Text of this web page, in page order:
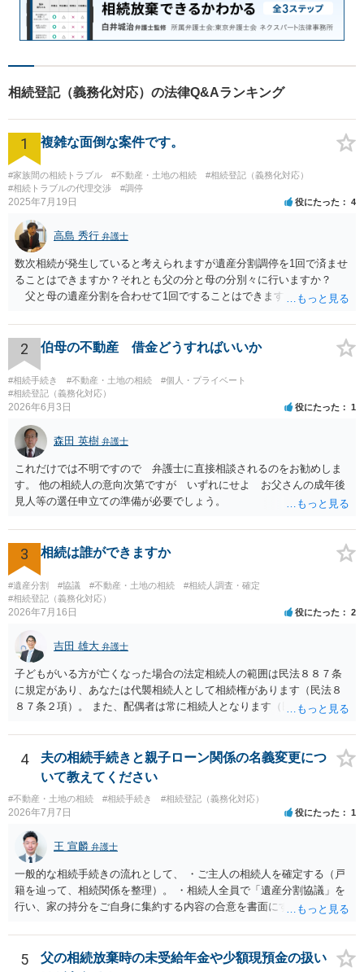
相続登記（義務化対応）の法律Q&Aランキング
1 複雑な面倒な案件です。
#家族間の相続トラブル #不動産・土地の相続
#相続登記（義務化対応）
#相続トラブルの代理交渉
#調停
2025年7月19日 役にたった 4
高島 秀行 弁護士
数次相続が発生していると考えられますが遺産分割調停を1回で済ませ
ることはできますか？それとも父の分と母の分別々に行いますか？
父と母の遺産分割を合わせて1回ですることはできます。 お金がな
ょうか？ 兄が無視している理由は関わりなくない、もしくは嫌がら
せだと思います。兄は両親ともの葬儀には来ていません。兄の現住所
はプロにお願いして探してもらおうと思います。 弁護士に遺産分割
を依頼せず兄の住所だけ調べてもらうことは難しいです。 お金がな
いということですが、遺産はあるので、遺産分割が終わったら弁護士
費用を 支払うという内容でも受任してもらえる可能性はあると思いま
す。 弁護士にメール等でそのようなことが可能か問い合わせしてみ
たらよいと思います。
2 伯母の不動産 借金どうすればいいか
#相続手続き #不動産・土地の相続
#個人・プライベート
#相続登記（義務化対応）
2026年6月3日 役にたった 1
森田 英樹 弁護士
これだけでは不明ですので 弁護士に直接相談されるのをお勧めしま
す。 他の相続人の意向次第ですが いずれにせよ お父さんの成年後
見人等の選任申立ての準備が必要でしょう。
3 相続は誰ができますか
#遺産分割 #協議 #不動産・土地の相続
#相続人調査・確定
#相続登記（義務化対応）
2026年7月16日 役にたった 2
吉田 雄大 弁護士
子どもがいる方が亡くなった場合の法定相続人の範囲は民法８８７条
に規定があり、あなたは代襲相続人として相続権があります（民法８
８７条２項）。 また、配偶者は常に相続人となります（民法８９０
も相続権があります。つまり、孫５人に加えて「おじ又はおば」にも
相続権がある可能性があります。
4
夫の相続手続きと親子ローン関係の名義変更につ
いて教えてください
#不動産・土地の相続 #相続手続き #相続登記（義務化対応）
2026年7月7日 役にたった 1
王 宣麟 弁護士
一般的な相続手続きの流れとして、 ・ご主人の相続人を確定する（戸
籍を辿って、相続関係を整理）。 ・相続人全員で「遺産分割協議」を
行い、家の持分をご自身に集約する内容の合意を書面にする。 ・その
ンと抵当権の名義について、金融機関と協議し、可能ならあなた名義
に切り替える（団信の見直しなども含めて）。 ・ただし、親子ローン
5
父の相続放棄時の未受給年金や少額現預金の扱い